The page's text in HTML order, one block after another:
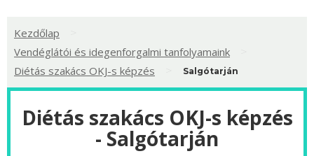
Kezdőlap
Vendéglátói és idegenforgalmi tanfolyamaink
Diétás szakács OKJ-s képzés Salgótarján
Diétás szakács OKJ-s képzés
- Salgótarján